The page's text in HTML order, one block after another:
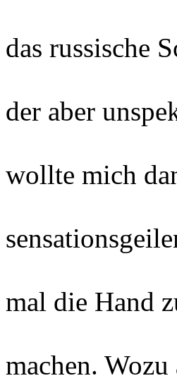
das russische
der aber
wollte mich
mal die Hand
machen.